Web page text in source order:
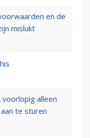
en de
mislukt
voorlopig alleen
te sturen